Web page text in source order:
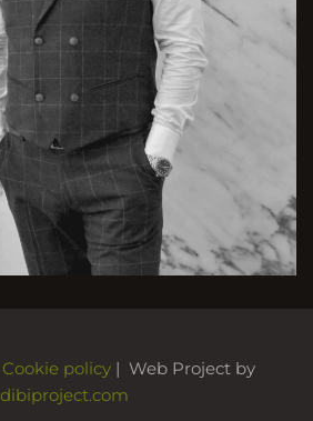
Cookie policy| Web Project by
dibiproject.com